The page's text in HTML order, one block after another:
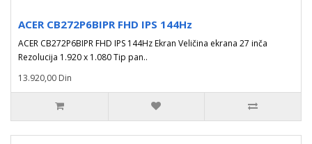
ACER CB272P6BIPR FHD IPS 144Hz
ACER CB272P6BIPR FHD IPS 144Hz Ekran Veličina ekrana 27 inča
Rezolucija 1.920 x 1.080 Tip pan..
13.920,00 Din